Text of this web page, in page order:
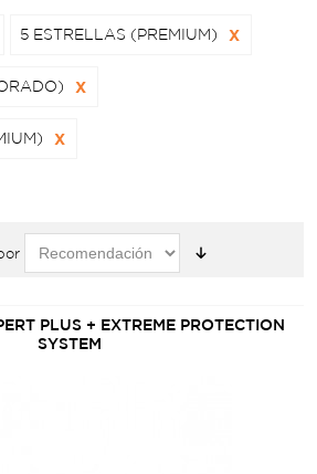
5 ESTRELLAS (PREMIUM) X
X
X
PLUS + EXTREME PROTECTION
SYSTEM